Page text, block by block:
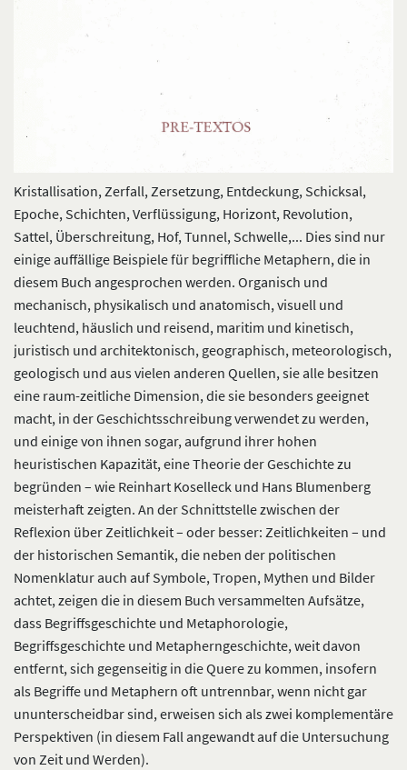
Kristallisation, Zerfall, Zersetzung, Entdeckung, Schicksal,
Epoche, Schichten, Verflüssigung, Horizont, Revolution,
Sattel, Überschreitung, Hof, Tunnel, Schwelle,... Dies sind nur
einige auffällige Beispiele für begriffliche Metaphern, die in
diesem Buch angesprochen werden. Organisch und
mechanisch, physikalisch und anatomisch, visuell und
leuchtend, häuslich und reisend, maritim und kinetisch,
juristisch und architektonisch, geographisch, meteorologisch,
geologisch und aus vielen anderen Quellen, sie alle besitzen
eine raum-zeitliche Dimension, die sie besonders geeignet
macht, in der Geschichtsschreibung verwendet zu werden,
und einige von ihnen sogar, aufgrund ihrer hohen
heuristischen Kapazität, eine Theorie der Geschichte zu
begründen – wie Reinhart Koselleck und Hans Blumenberg
meisterhaft zeigten. An der Schnittstelle zwischen der
Reflexion über Zeitlichkeit – oder besser: Zeitlichkeiten – und
der historischen Semantik, die neben der politischen
Nomenklatur auch auf Symbole, Tropen, Mythen und Bilder
achtet, zeigen die in diesem Buch versammelten Aufsätze,
dass Begriffsgeschichte und Metaphorologie,
Begriffsgeschichte und Metapherngeschichte, weit davon
entfernt, sich gegenseitig in die Quere zu kommen, insofern
als Begriffe und Metaphern oft untrennbar, wenn nicht gar
ununterscheidbar sind, erweisen sich als zwei komplementäre
Perspektiven (in diesem Fall angewandt auf die Untersuchung
von Zeit und Werden).